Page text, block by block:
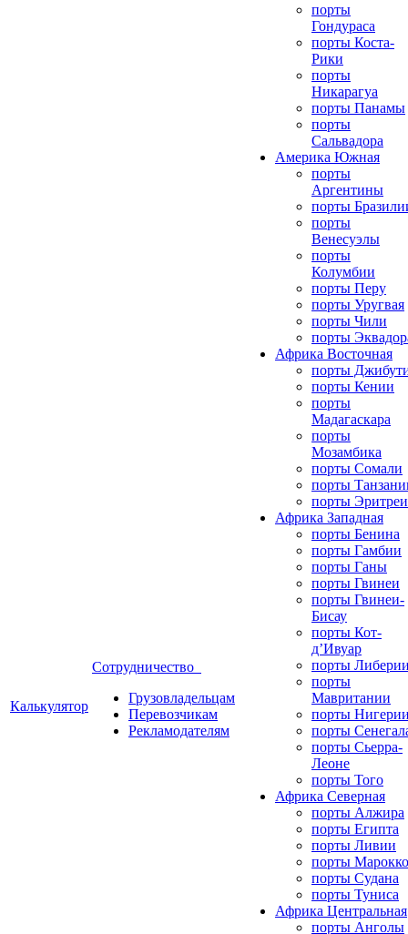
Калькулятор
Сотрудничество
Грузовладельцам
Перевозчикам
Рекламодателям
порты
Гондураса
порты Коста-
Рики
порты
Никарагуа
порты Панамы
порты
Сальвадора
Америка Южная
порты
Аргентины
порты
порты
Венесуэлы
порты
Колумбии
порты Перу
порты Уругвая
порты Чили
порты
Африка Восточная
порты
порты Кении
порты
Мадагаскара
порты
Мозамбика
порты Сомали
порты
порты Эритреи
Африка Западная
порты Бенина
порты Гамбии
порты Ганы
порты Гвинеи
порты Гвинеи-
Бисау
порты Кот-
д’Ивуар
порты
порты
Мавритании
порты
порты
порты Сьерра-
Леоне
порты Того
Африка Северная
порты Алжира
порты Египта
порты Ливии
порты Марокко
порты Судана
порты Туниса
Африка Центральная
порты Анголы